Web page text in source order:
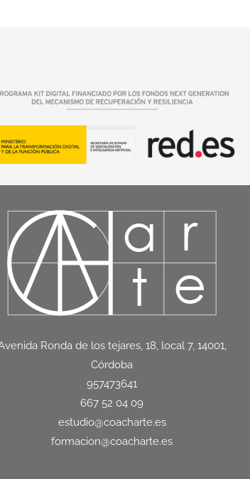
Ronda de los tejares, 18, local 7, 14001,
Córdoba
957473641
667 52 04 09
estudio@coacharte.es
formacion@coacharte.es